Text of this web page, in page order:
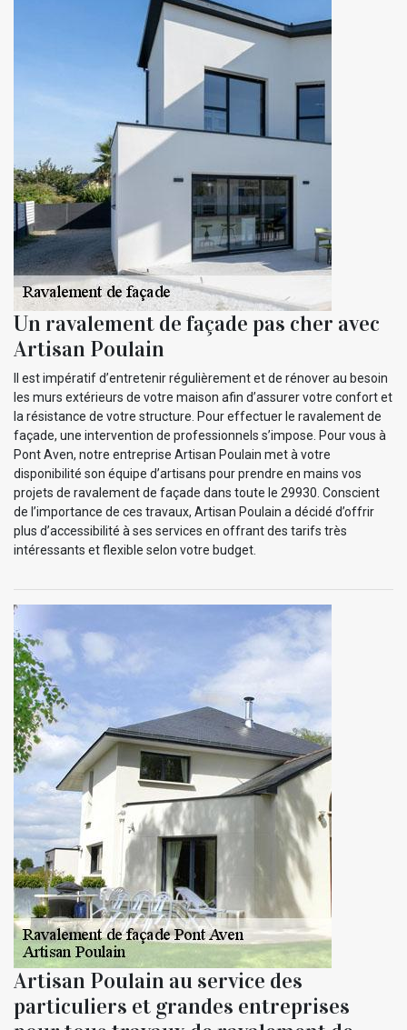
Un ravalement de façade pas cher avec
Artisan Poulain
Il est impératif d’entretenir régulièrement et de rénover au besoin
les murs extérieurs de votre maison afin d’assurer votre confort et
la résistance de votre structure. Pour effectuer le ravalement de
façade, une intervention de professionnels s’impose. Pour vous à
Pont Aven, notre entreprise Artisan Poulain met à votre
disponibilité son équipe d’artisans pour prendre en mains vos
projets de ravalement de façade dans toute le 29930. Conscient
de l’importance de ces travaux, Artisan Poulain a décidé d’offrir
plus d’accessibilité à ses services en offrant des tarifs très
intéressants et flexible selon votre budget.
Artisan Poulain au service des
particuliers et grandes entreprises